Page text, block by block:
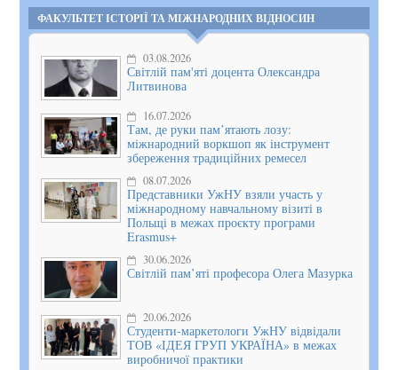
на мапі
ФАКУЛЬТЕТ ІСТОРІЇ ТА МІЖНАРОДНИХ ВІДНОСИН
03.08.2026
Світлій пам'яті доцента Олександра
Литвинова
16.07.2026
Там, де руки памʼятають лозу:
міжнародний воркшоп як інструмент
збереження традиційних ремесел
08.07.2026
Представники УжНУ взяли участь у
міжнародному навчальному візиті в
Польщі в межах проєкту програми
Erasmus+
30.06.2026
Світлій пам’яті професора Олега Мазурка
20.06.2026
Студенти-маркетологи УжНУ відвідали
ТОВ «ІДЕЯ ГРУП УКРАЇНА» в межах
виробничої практики